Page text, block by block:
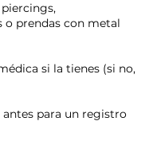
piercings,
o prendas con metal
si la tienes (si no,
antes para un registro